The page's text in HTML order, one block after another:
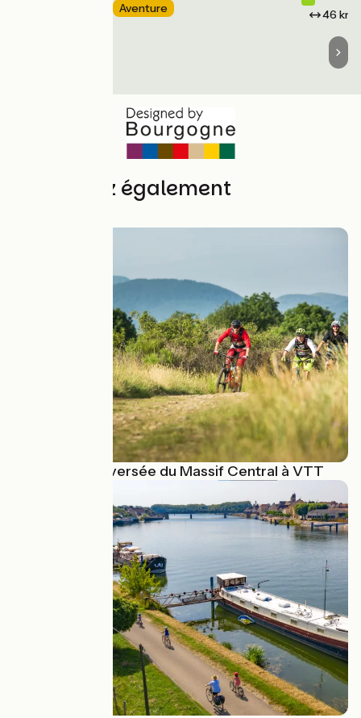
Aventure 46 km
Découvrez également
La Grande Traversée du Massif Central à VTT